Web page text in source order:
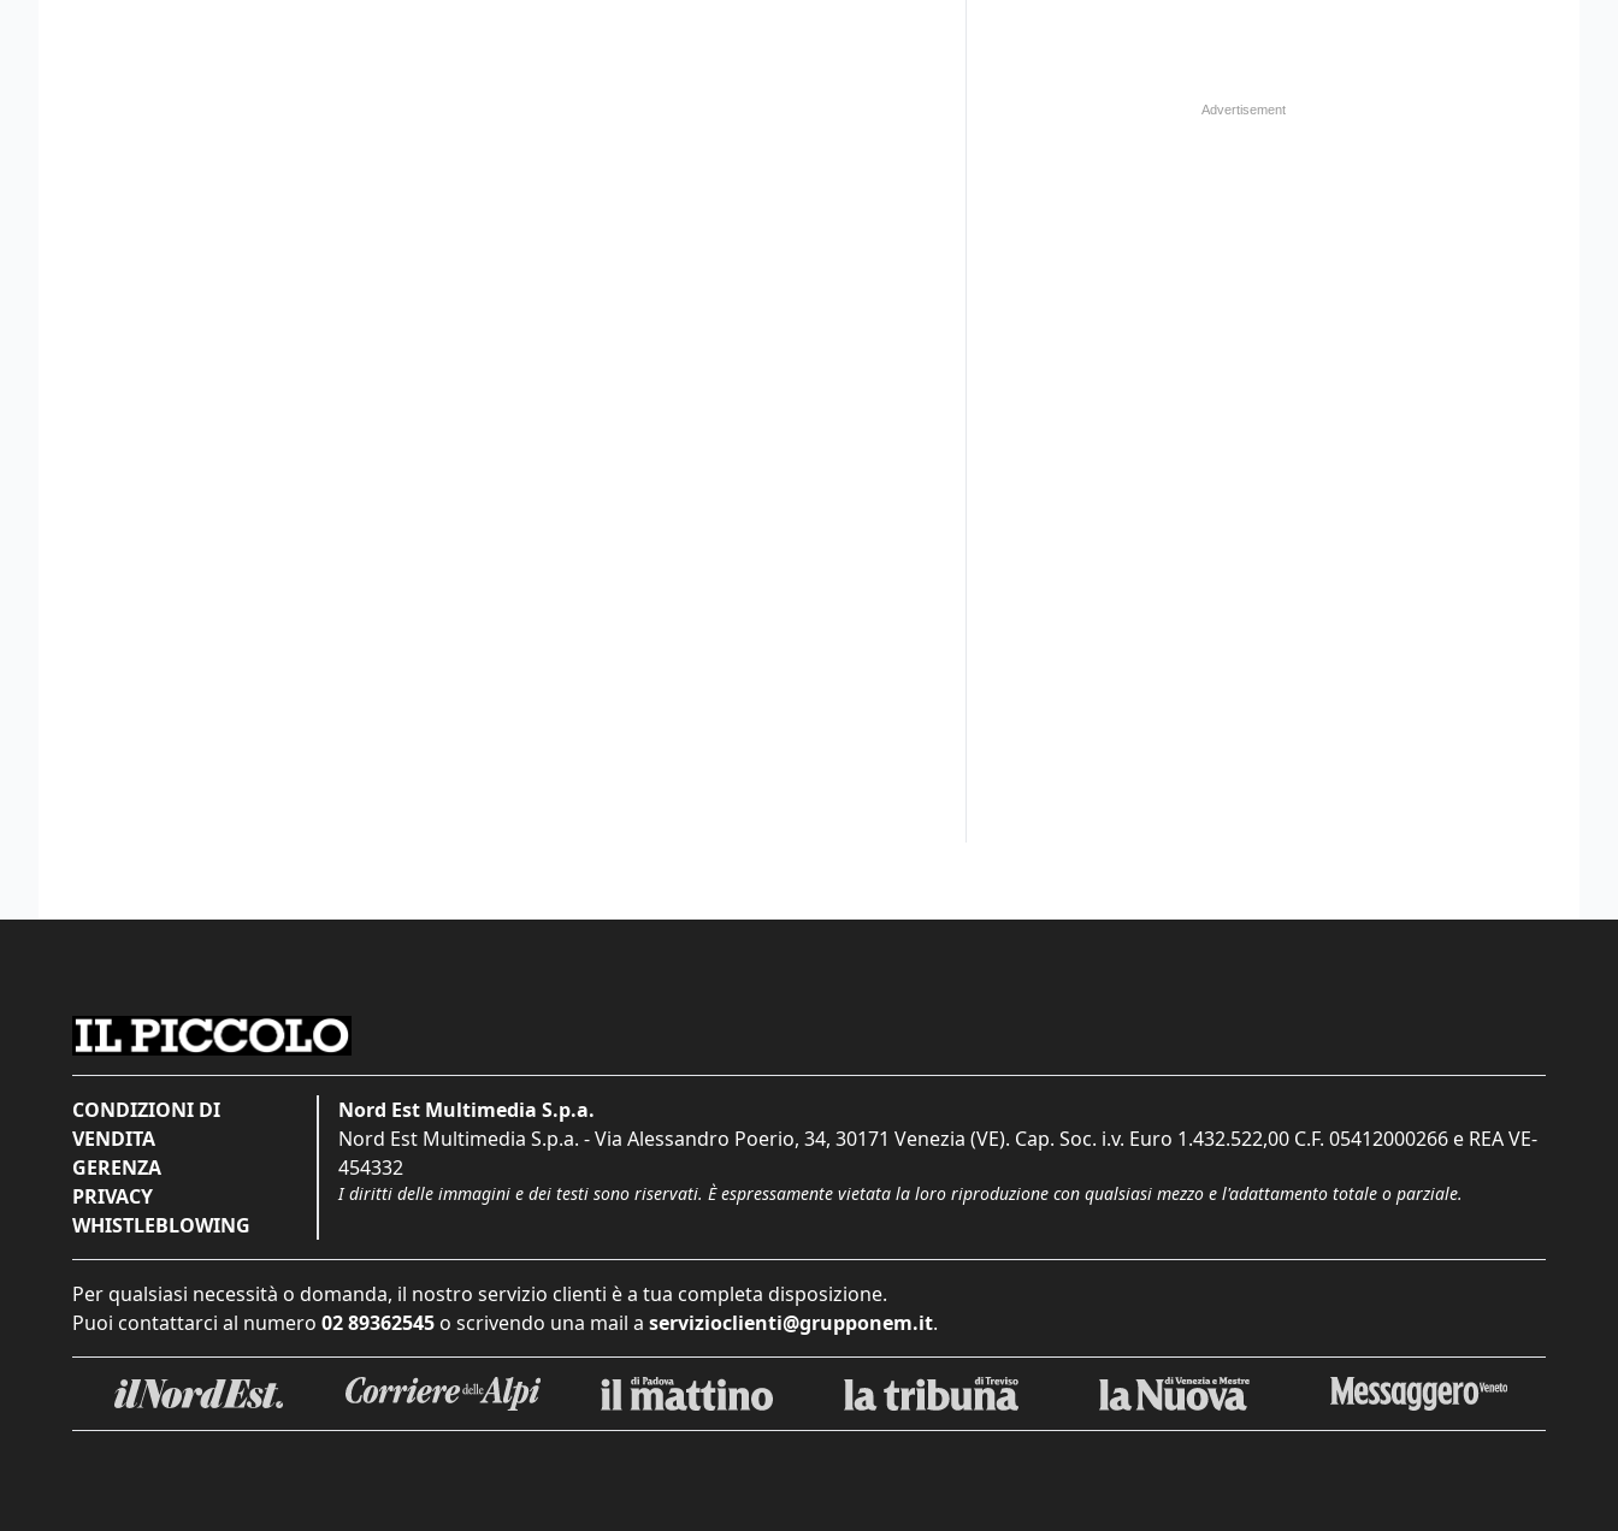
CONDIZIONI DI
VENDITA
GERENZA
PRIVACY
WHISTLEBLOWING
Nord Est Multimedia S.p.a.
Nord Est Multimedia S.p.a. - Via Alessandro Poerio, 34, 30171 Venezia (VE). Cap. Soc. i.v. Euro 1.432.522,00 C.F. 05412000266 e REA VE-
454332
I diritti delle immagini e dei testi sono riservati. È espressamente vietata la loro riproduzione con qualsiasi mezzo e l'adattamento totale o parziale.
Per qualsiasi necessità o domanda, il nostro servizio clienti è a tua completa disposizione.
Puoi contattarci al numero 02 89362545 o scrivendo una mail a servizioclienti@grupponem.it.